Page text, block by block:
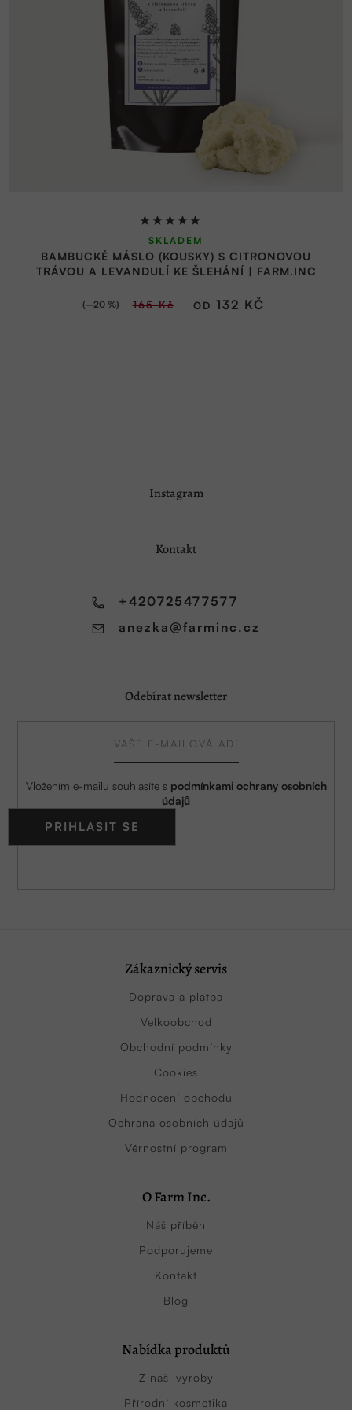
BAMBUCKÉ MÁSLO (KOUSKY) S CITRONOVOU
TRÁVOU A LEVANDULÍ KE ŠLEHÁNÍ | FARM.INC
Průměrné
hodnocení
produktu
je
SKLADEM
OD 132 KČ
165 Kč
(–20 %)
Instagram
Kontakt
anezka @farminc.cz
+420725477577
Odebírat newsletter
Vložením e-mailu souhlasíte s podmínkami ochrany osobních
údajů
PŘIHLÁSIT SE
Zákaznický servis
Doprava a platba
Velkoobchod
Obchodní podmínky
Cookies
Hodnocení obchodu
Ochrana osobních údajů
Věrnostní program
O Farm Inc.
Náš příběh
Podporujeme
Kontakt
Blog
Nabídka produktů
Z naší výroby
Přírodní kosmetika